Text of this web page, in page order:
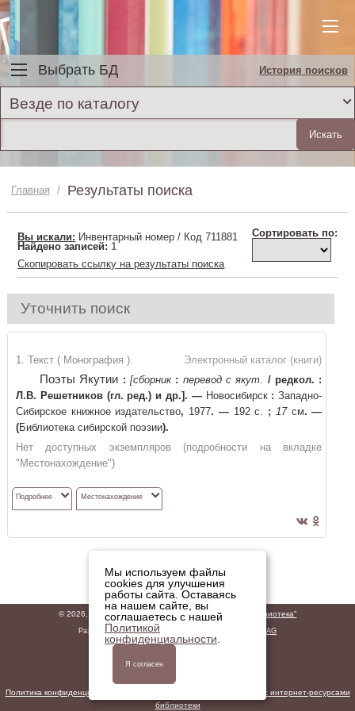
Выбрать БД История поисков
Везде по каталогу
Главная / Результаты поиска
Сортировать по:
Вы искали: Инвентарный номер / Код 711881
Найдено записей:1
Скопировать ссылку на результаты поиска
Уточнить поиск
Электронный каталог (книги)
1. Текст ( Монография ).
Поэты Якутии : [сборник : перевод с якут. / редкол. :
Л.В. Решетников (гл. ред.) и др.]. —Новосибирск : Западно-
Сибирское книжное издательство, 1977. —192 с. ; 17см. —
(Библиотека сибирской поэзии).
Нет доступных экземпляров (подробности на вкладке
"Местонахождение")
Подробнее Местонахождение
© 2026,
ГБУК "Владимирская областная научная библиотека"
Разработано ООО «ДИТ-М» Software AG
Политика конфиденциальности персональных данных при работе с интернет-ресурсами
библиотеки
Мы используем файлы
cookies для улучшения
работы сайта. Оставаясь
на нашем сайте, вы
соглашаетесь с нашей
Политикой
конфиденциальности